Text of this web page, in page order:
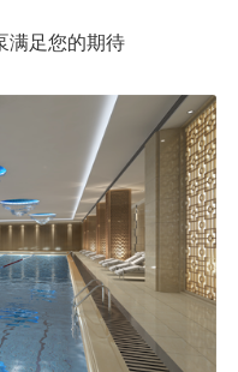
满足您的期待